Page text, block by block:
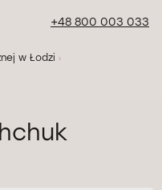
+48 800 003 033
w Łodzi